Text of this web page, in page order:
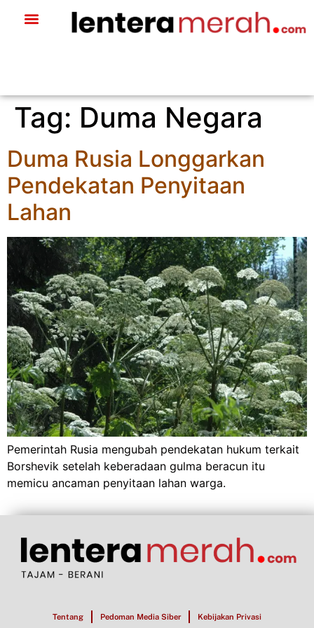
Tag: Duma Negara
Duma Rusia Longgarkan
Pendekatan Penyitaan
Lahan
Pemerintah Rusia mengubah pendekatan hukum terkait
Borshevik setelah keberadaan gulma beracun itu
memicu ancaman penyitaan lahan warga.
Tentang Pedoman Media Siber Kebijakan Privasi